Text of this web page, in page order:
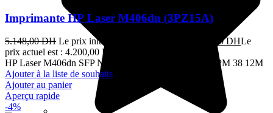
Imprimante HP Laser M406dn (3PZ15A)
5.148,00DH Le prix initial était : 5.148,00 DH. 4.200,00DHLe
prix actuel est : 4.200,00 DH.
HP Laser M406dn SFP Non Mono A4 Non 38 B&WPPM 38 12M
Ajouter à la liste de souhaits
Ajouter au panier
Aperçu rapide
-4%